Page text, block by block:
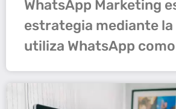
WhatsApp Marketing
estrategia mediante la
utiliza WhatsApp